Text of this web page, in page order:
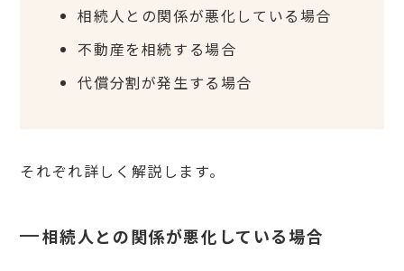
活用
づく
ませ
ん
相続人との関係が悪化している場合
不動産を相続する場合
代償分割が発生する場合
それぞれ詳しく解説します。
相続人との関係が悪化している場合